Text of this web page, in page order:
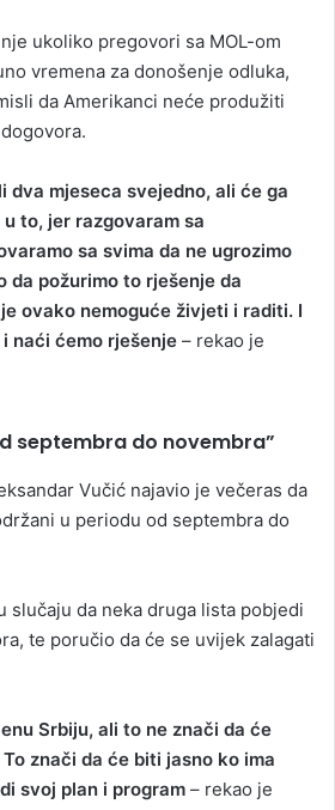
ukoliko pregovori sa MOL-om
vremena za donošenje odluka,
da Amerikanci neće produžiti
dva mjeseca svejedno, ali će ga
to, jer razgovaram sa
sa svima da ne ugrozimo
da požurimo to rješenje da
ovako nemoguće živjeti i raditi. I
naći ćemo rješenje – rekao je
septembra do novembra”
Vučić najavio je večeras da
u periodu od septembra do
slučaju da neka druga lista pobjedi
te poručio da će se uvijek zalagati
Srbiju, ali to ne znači da će
znači da će biti jasno ko ima
svoj plan i program – rekao je